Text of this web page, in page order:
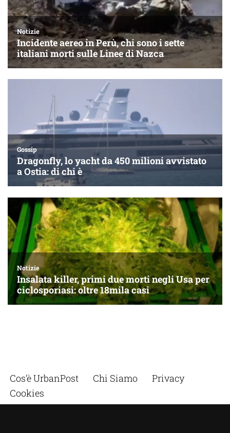
Cos’è UrbanPost Chi Siamo
Privacy
Cookies